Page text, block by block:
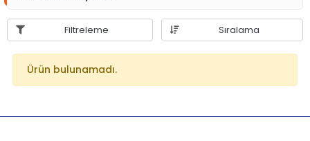
Filtreleme Sıralama
Ürün bulunamadı.